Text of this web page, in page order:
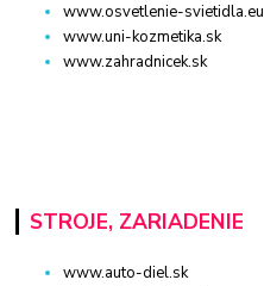
www.osvetlenie-svietidla.eu
www.uni-kozmetika.sk
www.zahradnicek.sk
STROJE, ZARIADENIE
www.auto-diel.sk